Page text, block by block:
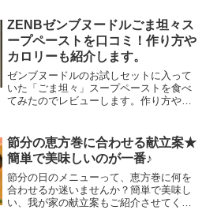
ZENBゼンブヌードルごま坦々ス
ープペーストを口コミ！作り方や
カロリーも紹介します。
ゼンブヌードルのお試しセットに入って
いた「ごま坦々」スープペーストを食べ
てみたのでレビューします。作り方やカ
節分の恵方巻に合わせる献立案★
簡単で美味しいのが一番♪
節分の日のメニューって、恵方巻に何を
合わせるか迷いませんか？簡単で美味し
い、我が家の献立案もご紹介させてくだ